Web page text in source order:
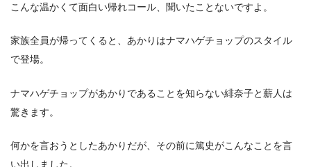
こんな温かくて面白い帰れコール、聞いたことないですよ。
家族全員が帰ってくると、あかりはナマハゲチョップのスタイル
で登場。
ナマハゲチョップがあかりであることを知らない緋奈子と薪人は
驚きます。
何かを言おうとしたあかりだが、その前に篤史がこんなことを言
い出しました。